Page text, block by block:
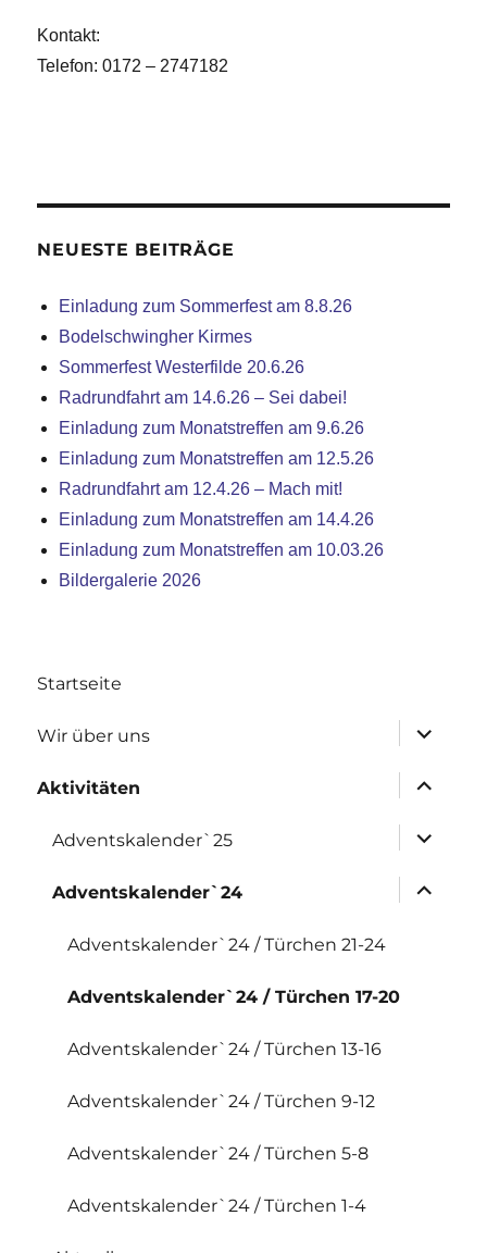
Kontakt:
Telefon: 0172 – 2747182
NEUESTE BEITRÄGE
Einladung zum Sommerfest am 8.8.26
Bodelschwingher Kirmes
Sommerfest Westerfilde 20.6.26
Radrundfahrt am 14.6.26 – Sei dabei!
Einladung zum Monatstreffen am 9.6.26
Einladung zum Monatstreffen am 12.5.26
Radrundfahrt am 12.4.26 – Mach mit!
Einladung zum Monatstreffen am 14.4.26
Einladung zum Monatstreffen am 10.03.26
Bildergalerie 2026
Startseite
Wir über uns
Aktivitäten
Adventskalender`25
Adventskalender`24
Adventskalender`24 / Türchen 21-24
Adventskalender`24 / Türchen 17-20
Adventskalender`24 / Türchen 13-16
Adventskalender`24 / Türchen 9-12
Adventskalender`24 / Türchen 5-8
Adventskalender`24 / Türchen 1-4